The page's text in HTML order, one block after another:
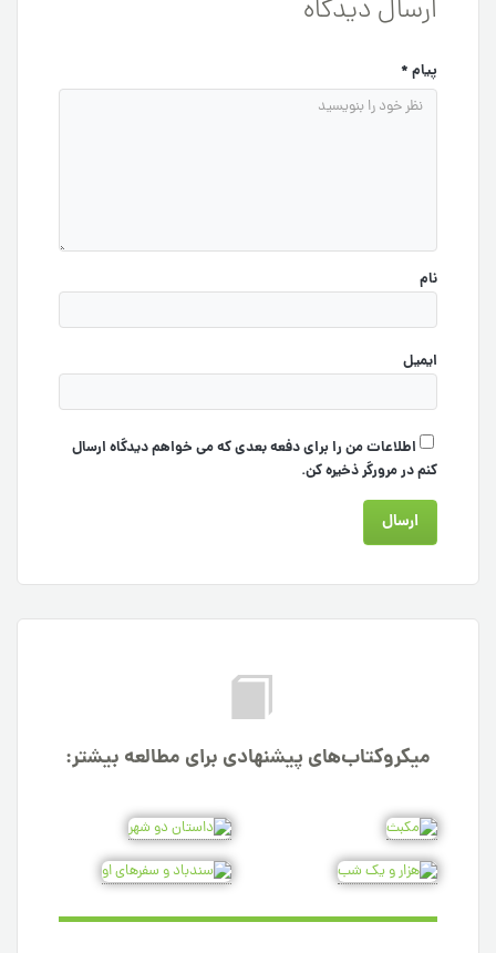
ارسال دیدگاه
پیام*
نام
ایمیل
اطلاعات من را برای دفعه بعدی که می خواهم دیدگاه ارسال
کنم در مرورگر ذخیره کن.
میکروکتاب‌های پیشنهادی برای مطالعه بیشتر: